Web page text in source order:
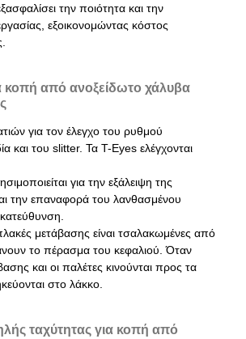
την ποιότητα και την
εξοικονομώντας κόστος
κοπή από ανοξείδωτο χάλυβα
για τον έλεγχο του ρυθμού
και του slitter. Τα T-Eyes ελέγχονται
για την εξάλειψη της
την επαναφορά του λανθασμένου
μετάβασης είναι τσαλακωμένες από
το πέρασμα του κεφαλιού. Όταν
και οι παλέτες κινούνται προς τα
στο λάκκο.
ταχύτητας για κοπή από